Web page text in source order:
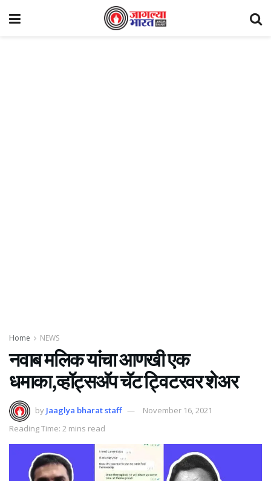
Home NEWS
नवाब मलिक यांचा आणखी एक
धमाका,व्हॉट्सअ‍ॅप चॅट ट्विटरवर शेअर
by Jaaglya bharat staff
November 16, 2021
Reading Time: 2 mins read